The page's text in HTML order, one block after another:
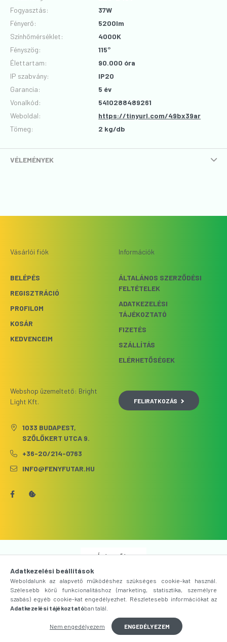
Fogyasztás:
37W
Fényerő:
5200lm
Színhőmérséklet:
4000K
Fényszög:
115°
Élettartam:
90.000 óra
IP szabvány:
IP20
Garancia:
5 év
Vonalkód:
5410288489261
Weboldal:
https://tinyurl.com/49bx39ar
Tömeg:
2 kg/db
VÉLEMÉNYEK
Vásárlói fiók
BELÉPÉS
REGISZTRÁCIÓ
PROFILOM
KOSÁR
KEDVENCEIM
Információk
ÁLTALÁNOS SZERZŐDÉSI
FELTÉTELEK
ADATKEZELÉSI
TÁJÉKOZTATÓ
FIZETÉS
SZÁLLÍTÁS
ELÉRHETŐSÉGEK
Webshop üzemeltető: Bright
Light Kft.
1033 BUDAPEST,
SZŐLŐKERT UTCA 9.
+36-20/214-0763
INFO@FENYFUTAR.HU
FELIRATKOZÁS
Árukereső.hu
Adatkezelési beállítások
Weboldalunk az alapvető működéshez szükséges cookie-kat használ.
Szélesebb körű funkcionalitáshoz (marketing, statisztika, személyre
szabás) egyéb cookie-kat engedélyezhet. Részletesebb információkat az
Adatkezelési tájékoztatóban talál.
Nem engedélyezem ENGEDÉLYEZEM